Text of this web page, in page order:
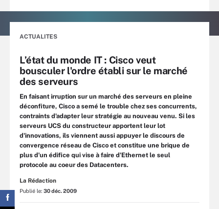
ACTUALITES
L’état du monde IT : Cisco veut
bousculer l'ordre établi sur le marché
des serveurs
En faisant irruption sur un marché des serveurs en pleine
déconfiture, Cisco a semé le trouble chez ses concurrents,
contraints d'adapter leur stratégie au nouveau venu. Si les
serveurs UCS du constructeur apportent leur lot
d'innovations, ils viennent aussi appuyer le discours de
convergence réseau de Cisco et constitue une brique de
plus d'un édifice qui vise à faire d'Ethernet le seul
protocole au coeur des Datacenters.
La Rédaction
Publié le: 30 déc. 2009